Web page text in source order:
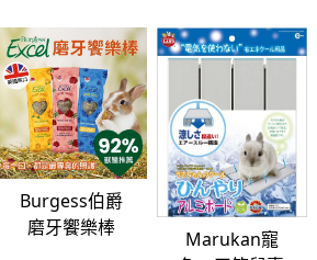
Burgess伯爵
磨牙饗樂棒
Marukan寵